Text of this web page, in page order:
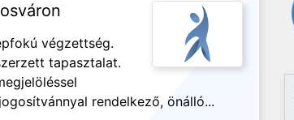
végzettség.
tapasztalat.
rendelkező, önálló...